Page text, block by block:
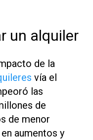
un alquiler
de la
vía el
las
de
de menor
aumentos y